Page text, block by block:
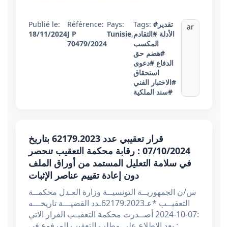
Publié le:
18/11/2024
Référence:
J P
70479/2024
Pays:
Tunisie,
Tags: #تقدير
الأدلة #التقادم
المكسب
#هضم حق
الدفاع #دعوى
استحقاق
#الاختبار الفني
#سند الملكية
ar
قرار تعقيبي عدد 62179.2023 بتاريخ
07/10/2024 : رقابة محكمة التعقيب تنحصر
في سلامة التعليل المستمد من أوراق الملف
دون إعادة تقييم عناصر الإثبات
س/ن الجمهوريــة التونسيــة وزارة العـدل محكمــة
التعقيــب *عـ62179.2023ـدد القضيـــة تاريخـــه
:07-10-2024 أصــدرت محكمة التعقيـب القرار الاتي